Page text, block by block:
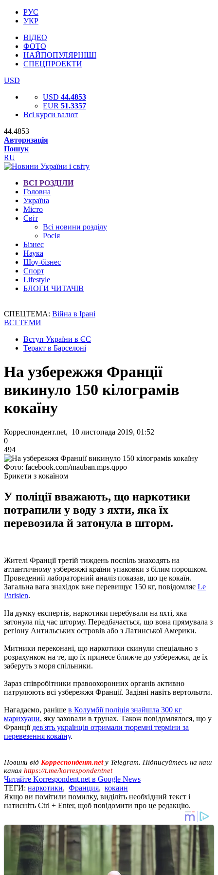
РУС
УКР
ВІДЕО
ФОТО
НАЙПОПУЛЯРНІШІ
СПЕЦПРОЕКТИ
USD
USD 44.4853
EUR 51.3357
Всі курси валют
44.4853
Авторизація
Пошук
RU
ВСІ РОЗДІЛИ
Головна
Україна
Місто
Світ
Всі новини розділу
Росія
Бізнес
Наука
Шоу-бізнес
Спорт
Lifestyle
БЛОГИ ЧИТАЧІВ
СПЕЦТЕМА: Війна в Ірані
ВСІ ТЕМИ
Вступ України в ЄС
Теракт в Барселоні
На узбережжя Франції
викинуло 150 кілограмів
кокаїну
Корреспондент.net, 10 листопада 2019, 01:52
0
494
Фото: facebook.com/mauban.mps.qppo
Брикети з кокаїном
У поліції вважають, що наркотики
потрапили у воду з яхти, яка їх
перевозила й затонула в шторм.
Жителі Франції третій тиждень поспіль знаходять на
атлантичному узбережжі країни упаковки з білим порошком.
Проведений лабораторний аналіз показав, що це кокаїн.
Загальна вага знахідок вже перевищує 150 кг, повідомляє Le
Parisien.
На думку експертів, наркотики перебували на яхті, яка
затонула під час шторму. Передбачається, що вона прямувала з
регіону Антильських островів або з Латинської Америки.
Митники переконані, що наркотики скинули спеціально з
розрахунком на те, що їх принесе ближче до узбережжя, де їх
заберуть з моря спільники.
Зараз співробітники правоохоронних органів активно
патрулюють всі узбережжя Франції. Задіяні навіть вертольоти.
Нагадаємо, раніше в Колумбії поліція знайшла 300 кг
марихуани, яку заховали в трунах. Також повідомлялося, що у
Франції дев'ять українців отримали тюремні терміни за
перевезення кокаїну.
Новини від Корреспондент.netу Telegram. Підписуйтесь на наш
канал https://t.me/korrespondentnet
Читайте Korrespondent.net в Google News
ТЕГИ: наркотики, Франция, кокаин
Якщо ви помітили помилку, виділіть необхідний текст і
натисніть Ctrl + Enter, щоб повідомити про це редакцію.